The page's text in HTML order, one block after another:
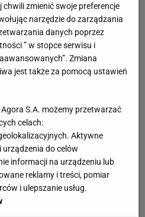
zmienić swoje preferencje
narzędzie do zarządzania
danych poprzez
” w stopce serwisu i
Zmiana
jest także za pomocą ustawień
S.A. możemy przetwarzać
celach:
Aktywne
do celów
informacji na urządzeniu lub
reklamy i treści, pomiar
i ulepszanie usług.